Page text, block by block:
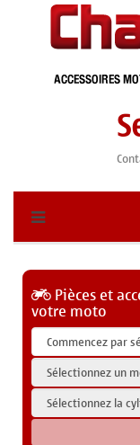
Pièces et
votre moto